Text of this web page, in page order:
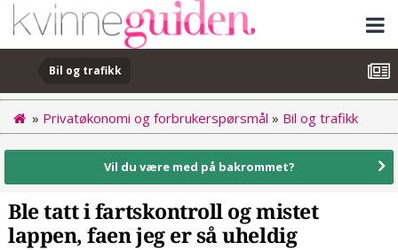
Bil og trafikk
» Privatøkonomi og forbrukerspørsmål » Bil og trafikk
Vil du være med på bakrommet?
Ble tatt i fartskontroll og mistet
lappen, faen jeg er så uheldig